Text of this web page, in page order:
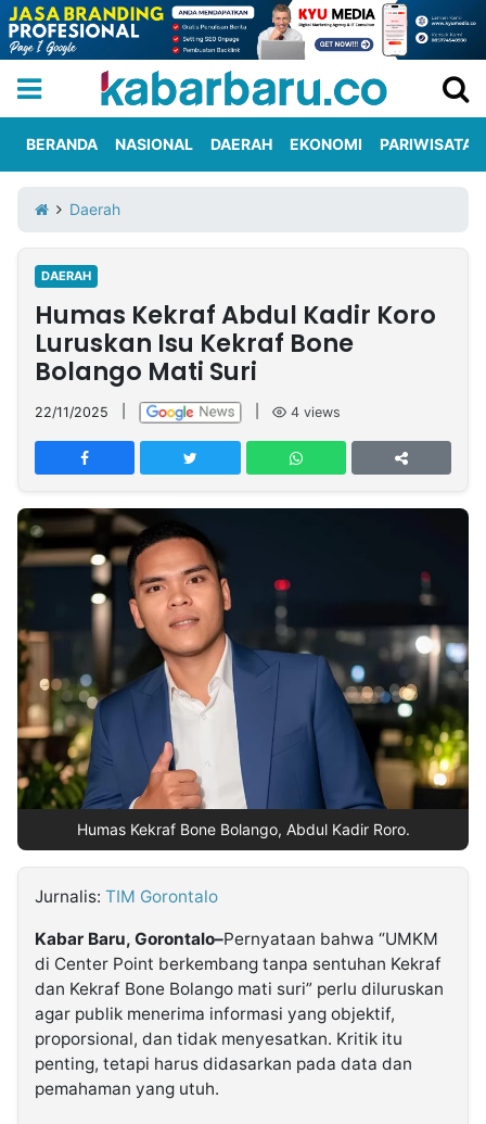
Iklan
Berita
Kami
Nasional
International
Olahraga
Entertainment
Daerah
Pariwisata
Kuliner
Kolom
Network
PT
TREETAN
INDONESIA
Insight
NTB
Suara
Time
Lens
IDN
Daily
Jogja
Jalan
Rakyat
Idealita
News
Kita
Notice
Radar
Baru
Seedbacklink
Follow
Kabarbaru
Kabarbaru.co
2026
BERANDA NASIONAL DAERAH EKONOMI PARIWISATA
Daerah
DAERAH
Humas Kekraf Abdul Kadir Koro
Luruskan Isu Kekraf Bone
Bolango Mati Suri
22/11/2025 4 views
Humas Kekraf Bone Bolango, Abdul Kadir Roro.
Jurnalis: TIM Gorontalo
Kabar Baru, Gorontalo–Pernyataan bahwa “UMKM
di Center Point berkembang tanpa sentuhan Kekraf
dan Kekraf Bone Bolango mati suri” perlu diluruskan
agar publik menerima informasi yang objektif,
proporsional, dan tidak menyesatkan. Kritik itu
penting, tetapi harus didasarkan pada data dan
pemahaman yang utuh.